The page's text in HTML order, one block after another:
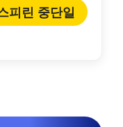
피린 중단일